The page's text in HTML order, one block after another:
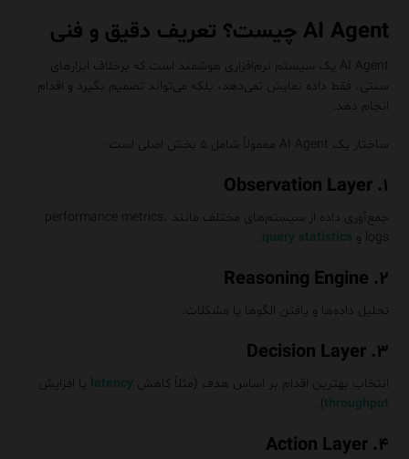
AI Agent چیست؟ تعریف دقیق و فنی
AI Agent یک سیستم نرم‌افزاری هوشمند است که برخلاف ابزارهای
سنتی، فقط داده نمایش نمی‌دهد، بلکه می‌تواند تصمیم بگیرد و اقدام
انجام دهد.
ساختار یک AI Agent معمولاً شامل ۵ بخش اصلی است:
۱. Observation Layer
جمع‌آوری داده از سیستم‌های مختلف مانند performance metrics،
logs و
query statistics
۲. Reasoning Engine
تحلیل داده‌ها و یافتن الگوها یا مشکلات.
۳. Decision Layer
انتخاب بهترین اقدام بر اساس هدف (مثلاً کاهش latency یا افزایش
throughput
).
۴. Action Layer